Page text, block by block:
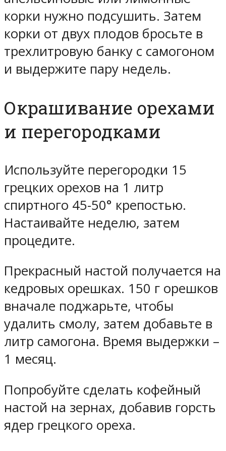
корки нужно подсушить. Затем
корки от двух плодов бросьте в
трехлитровую банку с самогоном
и выдержите пару недель.
Окрашивание орехами
и перегородками
Используйте перегородки 15
грецких орехов на 1 литр
спиртного 45-50° крепостью.
Настаивайте неделю, затем
процедите.
Прекрасный настой получается на
кедровых орешках. 150 г орешков
вначале поджарьте, чтобы
удалить смолу, затем добавьте в
литр самогона. Время выдержки –
1 месяц.
Попробуйте сделать кофейный
настой на зернах, добавив горсть
ядер грецкого ореха.